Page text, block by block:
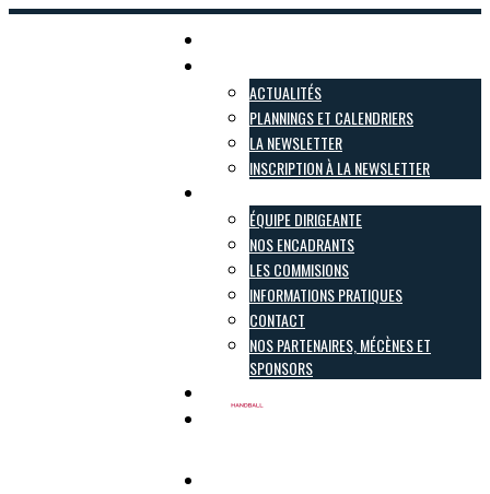
ACTUALITÉS
PLANNINGS ET CALENDRIERS
LA NEWSLETTER
INSCRIPTION À LA NEWSLETTER
ÉQUIPE DIRIGEANTE
NOS ENCADRANTS
LES COMMISIONS
INFORMATIONS PRATIQUES
CONTACT
NOS PARTENAIRES, MÉCÈNES ET
SPONSORS